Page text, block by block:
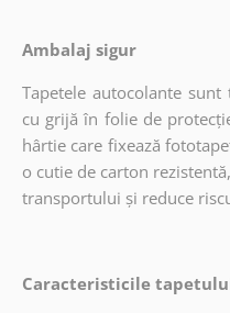
Ambalaj sigur
Tapetele autocolante
cu grijă în folie de
hârtie care fixează
o cutie de carton
transportului și reduce
Caracteristicile